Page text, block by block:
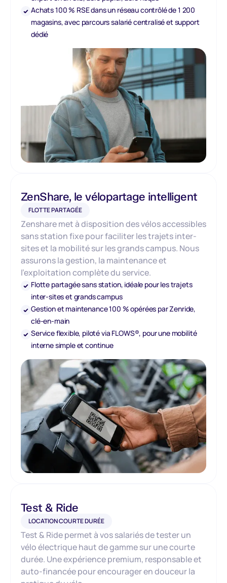
Achats 100 % RSE dans un réseau contrôlé de 1 200
magasins, avec parcours salarié centralisé et support
dédié
ZenShare, le vélopartage intelligent
FLOTTE PARTAGÉE
Zenshare met à disposition des vélos accessibles
sans station fixe pour faciliter les trajets inter-
sites et la mobilité sur les grands campus. Nous
assurons la gestion, la maintenance et
l’exploitation complète du service.
Flotte partagée sans station, idéale pour les trajets
inter-sites et grands campus
Gestion et maintenance 100 % opérées par Zenride,
clé-en-main
Service flexible, piloté via FLOWS®, pour une mobilité
interne simple et continue
Test & Ride
LOCATION COURTE DURÉE
Test & Ride permet à vos salariés de tester un
vélo électrique haut de gamme sur une courte
durée. Une expérience premium, responsable et
auto-financée pour encourager en douceur la